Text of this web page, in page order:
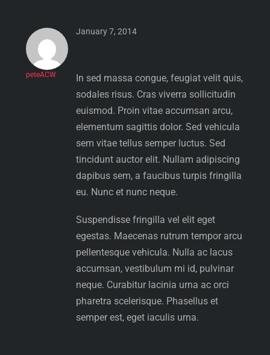
peteACW
January 7, 2014
In sed massa congue, feugiat velit quis,
sodales risus. Cras viverra sollicitudin
euismod. Proin vitae accumsan arcu,
elementum sagittis dolor. Sed vehicula
sem vitae tellus semper luctus. Sed
tincidunt auctor elit. Nullam adipiscing
dapibus sem, a faucibus turpis fringilla
eu. Nunc et nunc neque.
Suspendisse fringilla vel elit eget
egestas. Maecenas rutrum tempor arcu
pellentesque vehicula. Nulla ac lacus
accumsan, vestibulum mi id, pulvinar
neque. Curabitur lacinia urna ac orci
pharetra scelerisque. Phasellus et
semper est, eget iaculis urna.